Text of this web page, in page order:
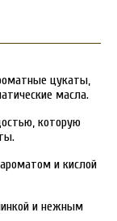
цукаты,
масла.
которую
и кислой
и нежным